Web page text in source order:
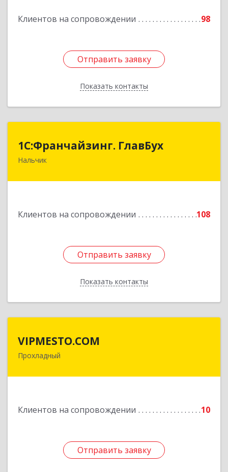
Клиентов на сопровождении 98
Отправить заявку
Показать контакты
Отправить заявку
Назад
1С:Франчайзинг. ГлавБух
Нальчик
Клиентов на сопровождении 108
Отправить заявку
Показать контакты
1С:Франчайзинг. ГлавБух
360000, Кабардино-Балкарская Респ, Нальчик г,
Отправить заявку
Назад
VIPMESTO.COM
Прохладный
Клиентов на сопровождении 10
Отправить заявку
Отправить заявку